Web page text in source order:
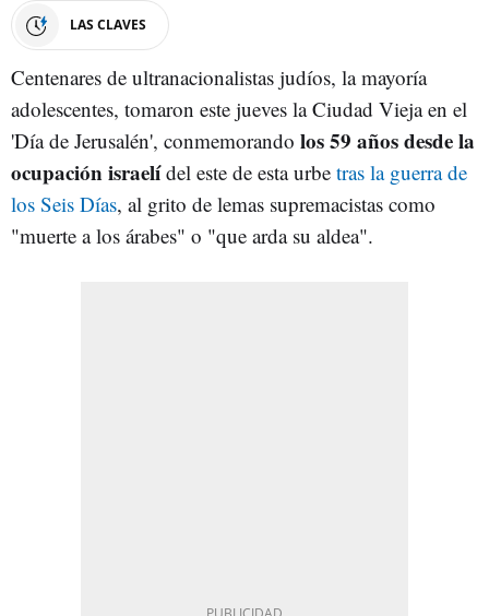
LAS CLAVES
Centenares de ultranacionalistas judíos, la mayoría
adolescentes, tomaron este jueves la Ciudad Vieja en el
'Día de Jerusalén', conmemorando los 59 años desde la
ocupación israelídel este de esta urbe tras la guerra de
los Seis Días, al grito de lemas supremacistas como
"muerte a los árabes" o "que arda su aldea".